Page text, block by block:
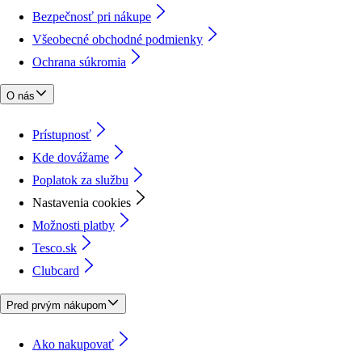
Bezpečnosť pri nákupe
Všeobecné obchodné podmienky
Ochrana súkromia
O nás
Prístupnosť
Kde dovážame
Poplatok za službu
Nastavenia cookies
Možnosti platby
Tesco.sk
Clubcard
Pred prvým nákupom
Ako nakupovať